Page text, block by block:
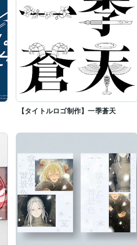
【タイトルロゴ制作】一季蒼天